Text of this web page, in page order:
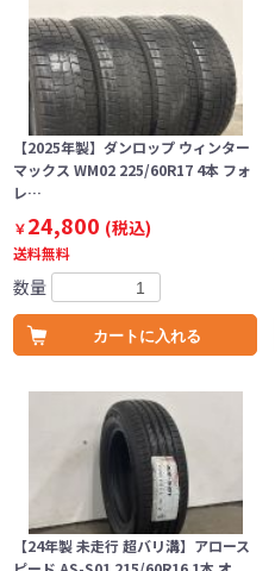
【2025年製】ダンロップ ウィンター
マックス WM02 225/60R17 4本 フォ
レ…
￥24,800 (税込)
送料無料
数量
カートに入れる
【24年製 未走行 超バリ溝】アロース